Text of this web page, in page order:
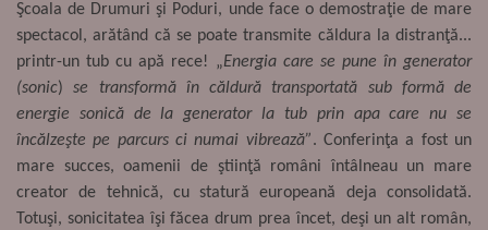
Şcoala de Drumuri şi Poduri, unde face o demostraţie de mare
spectacol, arătând că se poate transmite căldura la distranţă...
printr-un tub cu apă rece! „Energia care se pune în generator
(sonic)se transformă în căldură transportată sub formă de
energie sonică de la generator la tub prin apa care nu se
încălzeşte pe parcurs ci numai vibrează”. Conferinţa a fost un
mare succes, oamenii de ştiinţă români întâlneau un mare
creator de tehnică, cu statură europeană deja consolidată.
Totuşi, sonicitatea îşi făcea drum prea încet, deşi un alt român,